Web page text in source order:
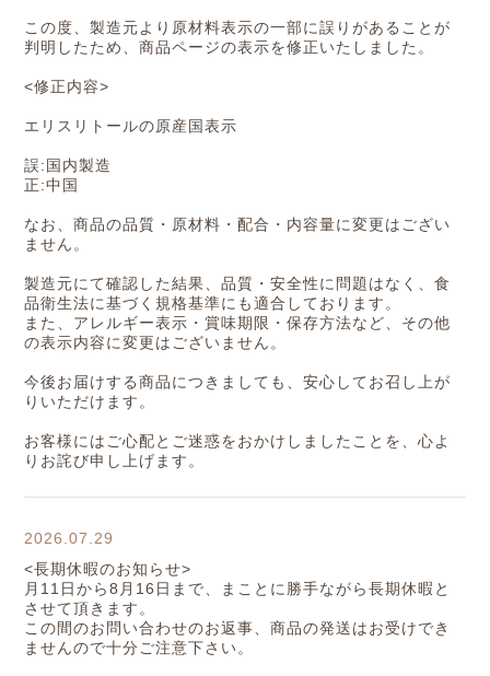
この度、製造元より原材料表示の一部に誤りがあることが
判明したため、商品ページの表示を修正いたしました。
<修正内容>
エリスリトールの原産国表示
誤:国内製造
正:中国
なお、商品の品質・原材料・配合・内容量に変更はござい
ません。
製造元にて確認した結果、品質・安全性に問題はなく、食
品衛生法に基づく規格基準にも適合しております。
また、アレルギー表示・賞味期限・保存方法など、その他
の表示内容に変更はございません。
今後お届けする商品につきましても、安心してお召し上が
りいただけます。
お客様にはご心配とご迷惑をおかけしましたことを、心よ
りお詫び申し上げます。
2026.07.29
<長期休暇のお知らせ>
月11日から8月16日まで、まことに勝手ながら長期休暇と
させて頂きます。
この間のお問い合わせのお返事、商品の発送はお受けでき
ませんので十分ご注意下さい。